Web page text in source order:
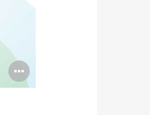
Ouvrir
l'info-